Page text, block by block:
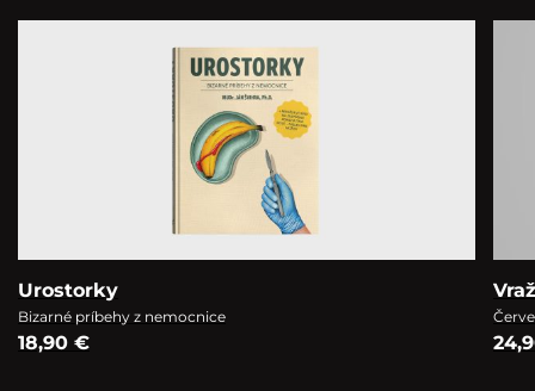
Urostorky
Bizarné príbehy z nemocnice
18,90 €